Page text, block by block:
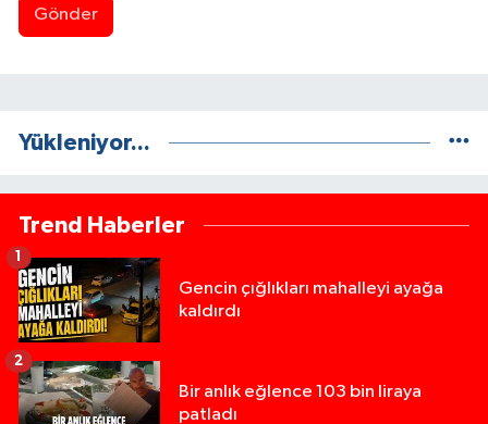
Gönder
Yükleniyor...
Trend Haberler
Gencin çığlıkları mahalleyi ayağa
kaldırdı
1
Bir anlık eğlence 103 bin liraya
patladı
2